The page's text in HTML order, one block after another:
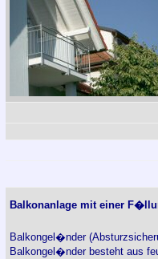
Balkonanlage mit einer
Balkongel�nder
Balkongel�nder besteht aus